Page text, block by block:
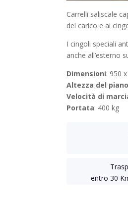
Carrelli saliscale
del carico e ai
I cingoli speciali
anche all’esterno
Dimensioni: 950
Altezza del
Velocità di
Portata: 400 kg
entro 30